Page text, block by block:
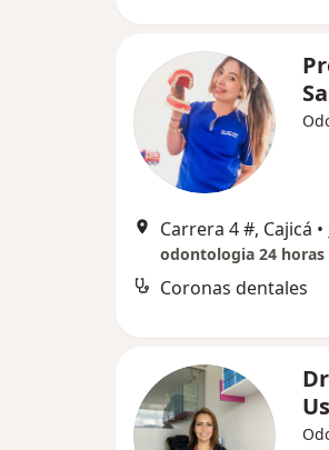
Carrera 4 #, Cajicá •
odontologia 24 horas
Coronas dentales